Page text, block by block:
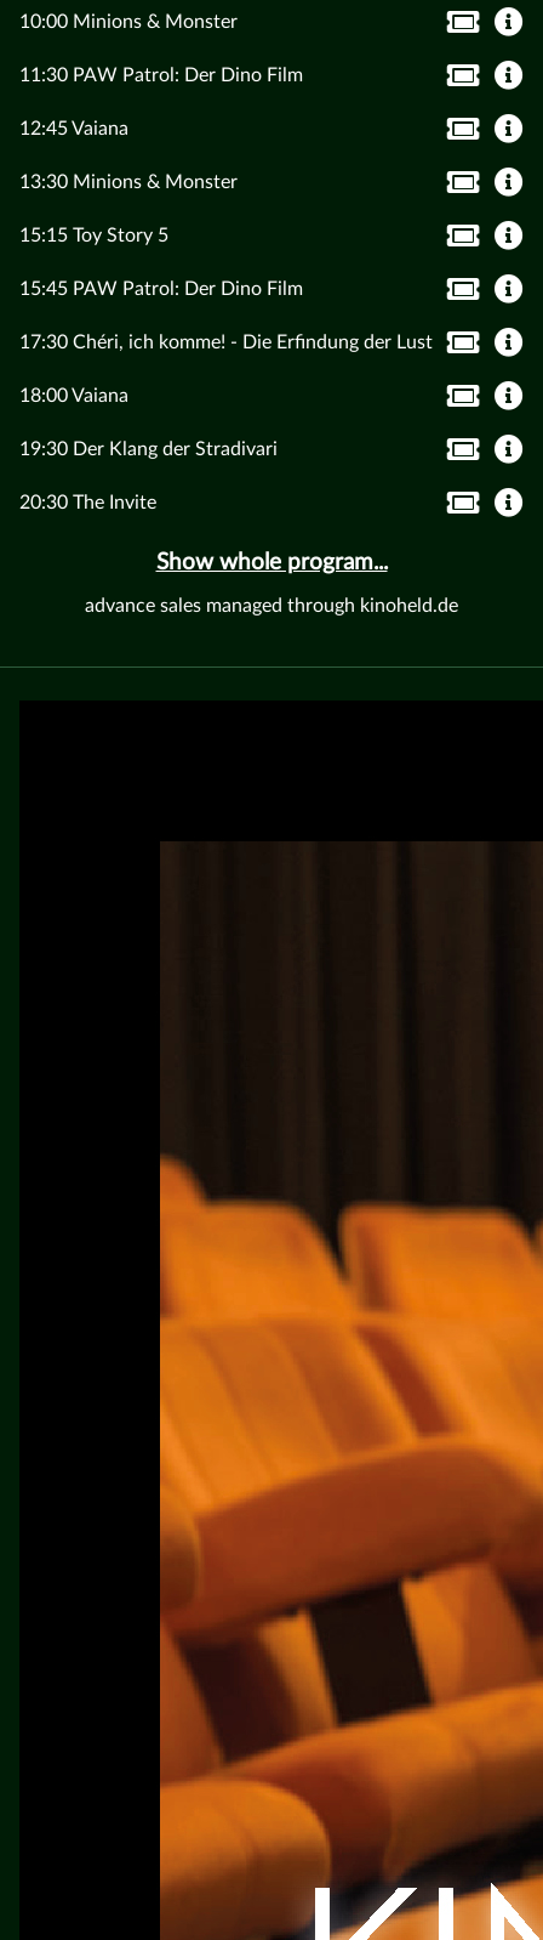
10:00 Minions & Monster
11:30 PAW Patrol: Der Dino Film
12:45 Vaiana
13:30 Minions & Monster
15:15 Toy Story 5
15:45 PAW Patrol: Der Dino Film
17:30 Chéri, ich komme! - Die Erfindung der Lust
18:00 Vaiana
19:30 Der Klang der Stradivari
20:30 The Invite
Show whole program...
advance sales managed through kinoheld.de